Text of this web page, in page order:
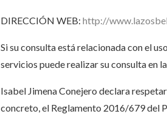
DIRECCIÓN WEB:http://
Si su consulta está relacionada con el
servicios puede realizar su consulta en
Isabel Jimena Conejero declara
concreto, el Reglamento 2016/679 del